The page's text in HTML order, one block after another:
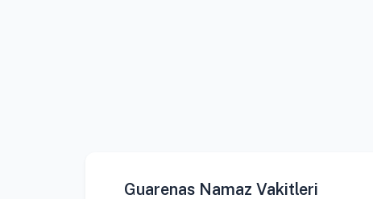
Guarenas Namaz Vakitleri